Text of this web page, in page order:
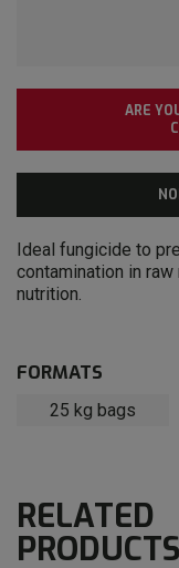
ARE
Ideal fungicide to
contamination in
nutrition.
FORMATS
25 kg bags
RELATED
PRODUCTS